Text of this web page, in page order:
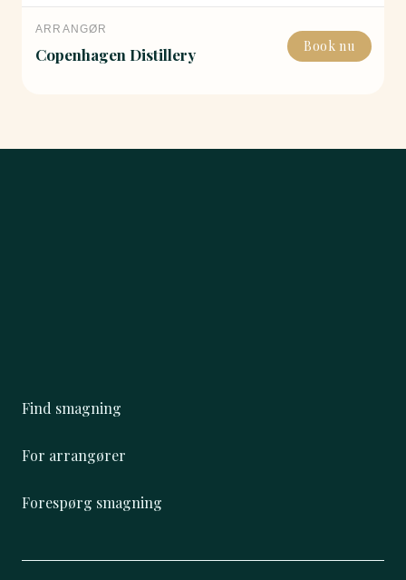
ARRANGØR
Copenhagen Distillery Book nu
Find smagning
For arrangører
Forespørg smagning